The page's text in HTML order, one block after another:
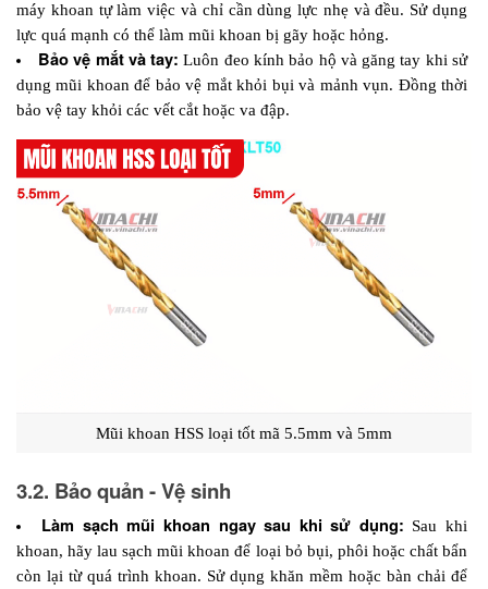
máy khoan tự làm việc và chỉ cần dùng lực nhẹ và đều. Sử dụng
lực quá mạnh có thể làm mũi khoan bị gãy hoặc hỏng.
Bảo vệ mắt và tay: Luôn đeo kính bảo hộ và găng tay khi sử
dụng mũi khoan để bảo vệ mắt khỏi bụi và mảnh vụn. Đồng thời
bảo vệ tay khỏi các vết cắt hoặc va đập.
Mũi khoan HSS loại tốt mã 5.5mm và 5mm
3.2. Bảo quản - Vệ sinh
Làm sạch mũi khoan ngay sau khi sử dụng: Sau khi
khoan, hãy lau sạch mũi khoan để loại bỏ bụi, phôi hoặc chất bẩn
còn lại từ quá trình khoan. Sử dụng khăn mềm hoặc bàn chải để